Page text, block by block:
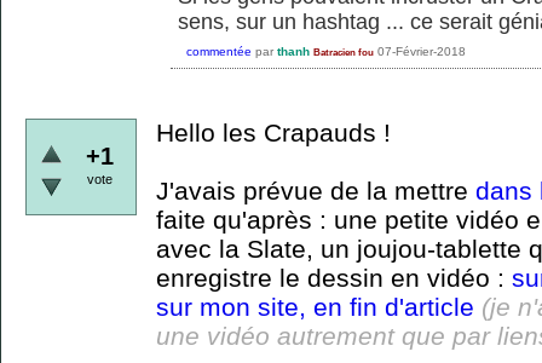
sens, sur un hashtag ... ce serait
commentée par thanh Batracien fou 07-Février-2018
+1
vote
Hello les Crapauds !
J'avais prévue de la mettre dans
faite qu'après : une petite vidéo
avec la Slate, un joujou-tablette
enregistre le dessin en vidéo :
sur mon site, en fin d'article (je
une vidéo autrement que par